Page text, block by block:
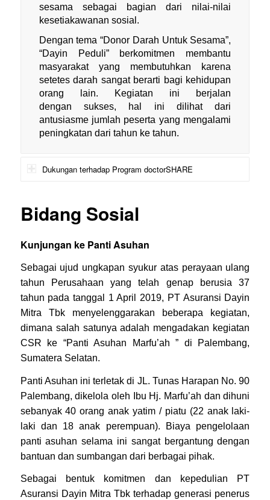
sesama sebagai bagian dari nilai-nilai
kesetiakawanan sosial.
Dengan tema “Donor Darah Untuk Sesama”,
“Dayin Peduli” berkomitmen membantu
masyarakat yang membutuhkan karena
setetes darah sangat berarti bagi kehidupan
orang lain. Kegiatan ini berjalan
dengan sukses, hal ini dilihat dari
antusiasme jumlah peserta yang mengalami
peningkatan dari tahun ke tahun.
Dukungan terhadap Program doctorSHARE
Bidang Sosial
Kunjungan ke Panti Asuhan
Sebagai ujud ungkapan syukur atas perayaan ulang
tahun Perusahaan yang telah genap berusia 37
tahun pada tanggal 1 April 2019, PT Asuransi Dayin
Mitra Tbk menyelenggarakan beberapa kegiatan,
dimana salah satunya adalah mengadakan kegiatan
CSR ke “Panti Asuhan Marfu’ah ” di Palembang,
Sumatera Selatan.
Panti Asuhan ini terletak di JL. Tunas Harapan No. 90
Palembang, dikelola oleh Ibu Hj. Marfu’ah dan dihuni
sebanyak 40 orang anak yatim / piatu (22 anak laki-
laki dan 18 anak perempuan). Biaya pengelolaan
panti asuhan selama ini sangat bergantung dengan
bantuan dan sumbangan dari berbagai pihak.
Sebagai bentuk komitmen dan kepedulian PT
Asuransi Dayin Mitra Tbk terhadap generasi penerus